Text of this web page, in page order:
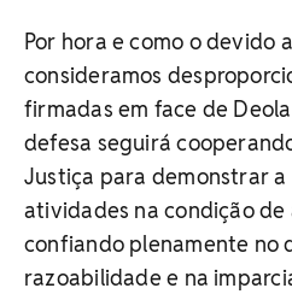
Por hora e como o devido
consideramos
firmadas em face de
defesa seguirá
Justiça para demonstrar a
atividades na condição
confiando plenamente no
razoabilidade e na